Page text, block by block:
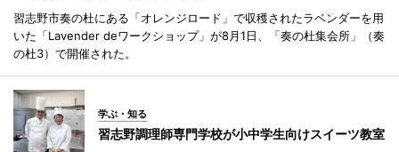
習志野市奏の杜にある「オレンジロード」で収穫されたラベンダーを用
いた「Lavender deワークショップ」が8月1日、「奏の杜集会所」（奏
の杜3）で開催された。
学ぶ・知る
習志野調理師専門学校が小中学生向けスイーツ教室